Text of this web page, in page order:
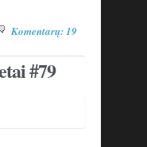
Komentarų: 19
#79